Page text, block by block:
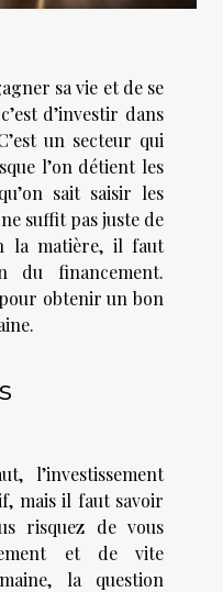
sa vie et de se
d’investir dans
un secteur qui
l’on détient les
sait saisir les
suffit pas juste de
la matière, il faut
du financement.
obtenir un bon
l’investissement
mais il faut savoir
risquez de vous
et de vite
la question